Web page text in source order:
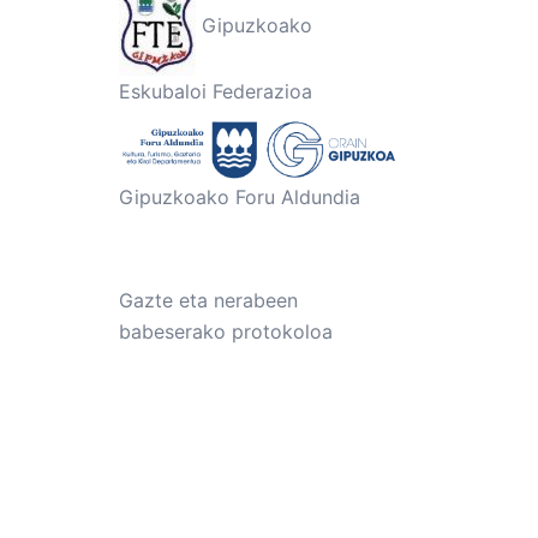
Gipuzkoako
Eskubaloi Federazioa
Gipuzkoako Foru Aldundia
Gazte eta nerabeen
babeserako protokoloa